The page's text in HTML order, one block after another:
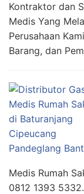
Kontraktor dan
Medis Yang
Perusahaan
Barang, dan
Medis Rumah
0812 1393